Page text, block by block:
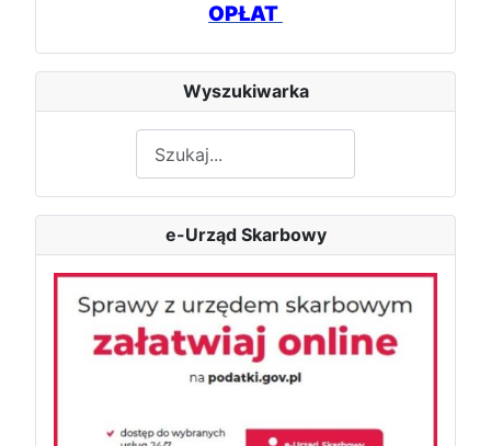
OPŁAT
Wyszukiwarka
e-Urząd Skarbowy